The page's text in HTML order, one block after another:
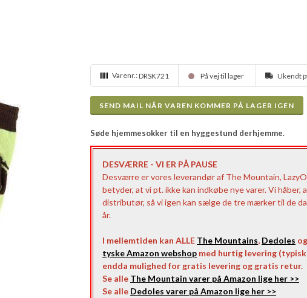
Varenr.:DRSK721 På vej til lager Ukendt
SEND MAIL NÅR VAREN KOMMER PÅ LAGER IGEN
Søde hjemmesokker til en hyggestund derhjemme.
DESVÆRRE - VI ER PÅ PAUSE
Desværre er vores leverandør af The Mountain,
betyder, at vi pt. ikke kan indkøbe nye varer. Vi
distributør, så vi igen kan sælge de tre mærker til de
år.
I mellemtiden kan ALLE The Mountains, Dedoles og
tyske Amazon webshop med hurtig levering
endda mulighed for gratis levering og gratis retur.
Se alle The Mountain varer på Amazon lige her >>
Se alle Dedoles varer på Amazon lige her >>